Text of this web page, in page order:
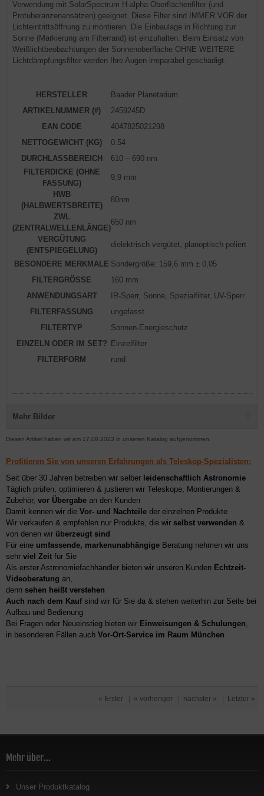
Verwendung mit SolarSpectrum H-alpha Oberflächenfilter (und
Protuberanzenansätzen) geeignet. Diese Filter sind IMMER VOR der
Lichteintrittsöffnung zu montieren. Die Einbaulage in Richtung zur
Sonne (Markierung am Filterrand) ist einzuhalten. Beim Einsatz von
Weißlichtbeobachtungen der Sonnenoberfläche OHNE WEITERE
Lichtdämpfungsfilter werden Ihre Augen irreparabel geschädigt.
HERSTELLER
Baader Planetarium
ARTIKELNUMMER (#)
2459245D
EAN CODE
4047825021298
NETTOGEWICHT (KG)
0.54
DURCHLASSBEREICH
610 – 690 nm
FILTERDICKE (OHNE
FASSUNG)
9,9 mm
HWB
(HALBWERTSBREITE)
80nm
ZWL
(ZENTRALWELLENLÄNGE)
650 nm
VERGÜTUNG
(ENTSPIEGELUNG)
dielektrisch vergütet, planoptisch poliert
BESONDERE MERKMALE Sondergröße: 159,6 mm ± 0,05
FILTERGRÖSSE
160 mm
ANWENDUNGSART
IR-Sperr, Sonne, Spezialfilter, UV-Sperr
FILTERFASSUNG
ungefasst
FILTERTYP
Sonnen-Energieschutz
EINZELN ODER IM SET? Einzelfilter
FILTERFORM
rund
Mehr Bilder
Diesen Artikel haben wir am 17.08.2023 in unseren Katalog aufgenommen.
Profitieren Sie von unseren Erfahrungen als Teleskop-Spezialisten:
Seit über 30 Jahren betreiben wir selber leidenschaftlich Astronomie
Täglich prüfen, optimieren & justieren wir Teleskope, Montierungen &
Zubehör, vor Übergabe an den Kunden
Damit kennen wir die Vor- und Nachteile der einzelnen Produkte
Wir verkaufen & empfehlen nur Produkte, die wir selbst verwenden &
von denen wir überzeugt sind
Für eine umfassende, markenunabhängige Beratung nehmen wir uns
sehr viel Zeit für Sie
Als erster Astronomiefachhändler bieten wir unseren Kunden Echtzeit-
Videoberatung an,
denn sehen heißt verstehen
Auch nach dem Kaufsind wir für Sie da & stehen weiterhin zur Seite bei
Aufbau und Bedienung
Bei Fragen oder Neueinstieg bieten wir Einweisungen & Schulungen,
in besonderen Fällen auch Vor-Ort-Service im Raum München
« Erster « vorheriger nächster » Letzter »
Mehr über...
Unser Produktkatalog